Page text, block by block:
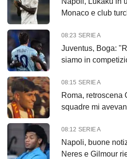
Monaco e club
08:23 SERIE A
Juventus, Boga:
siamo in
08:15 SERIE A
Roma, retroscena
squadre mi
08:12 SERIE A
Napoli, buone
Neres e Gilmour